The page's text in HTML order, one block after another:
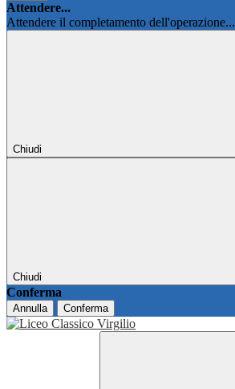
Attendere...
Attendere il completamento dell'operazione...
Chiudi
Chiudi
Conferma
Annulla Conferma